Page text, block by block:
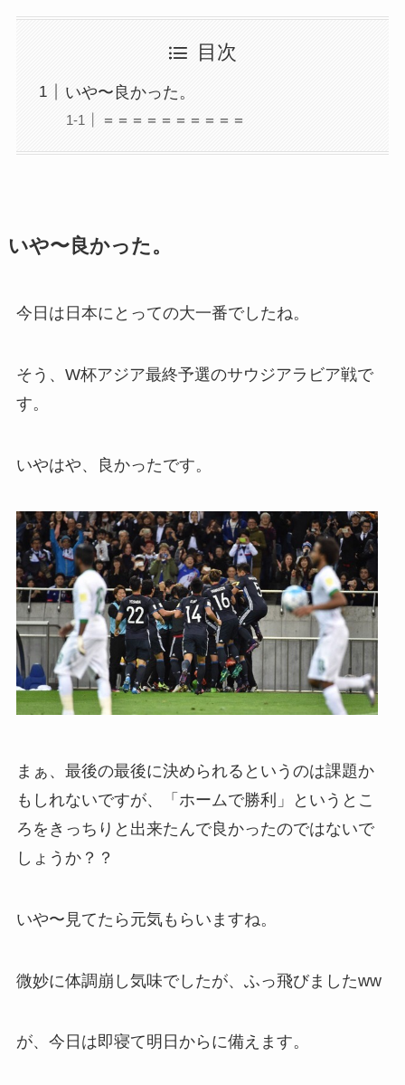
目次
いや〜良かった。
＝＝＝＝＝＝＝＝＝＝
いや〜良かった。
今日は日本にとっての大一番でしたね。
そう、W杯アジア最終予選のサウジアラビア戦で
す。
いやはや、良かったです。
まぁ、最後の最後に決められるというのは課題か
もしれないですが、「ホームで勝利」というとこ
ろをきっちりと出来たんで良かったのではないで
しょうか？？
いや〜見てたら元気もらいますね。
微妙に体調崩し気味でしたが、ふっ飛びましたww
が、今日は即寝て明日からに備えます。